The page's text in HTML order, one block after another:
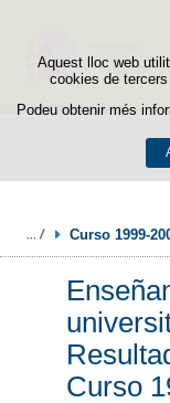
Aquest lloc web
cookies de
Podeu obtenir més
Curso 1999-
Curso